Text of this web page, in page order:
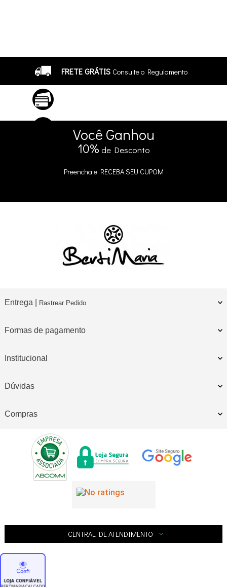
FRETE GRÁTIS Consulte o Regulamento
5% DE DESCONTO no Pix e Boleto
Você Ganhou
10% de Desconto
Preencha e RECEBA SEU CUPOM
Entrega | Rastrear Pedido
Formas de pagamento
Institucional
Dúvidas
Compras
CENTRAL DE ATENDIMENTO